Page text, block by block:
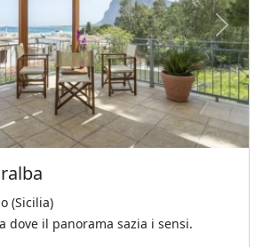
Next
(Sicilia)
dove il panorama sazia i sensi.